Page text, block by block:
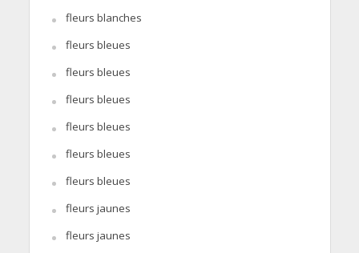
fleurs blanches
fleurs bleues
fleurs bleues
fleurs bleues
fleurs bleues
fleurs bleues
fleurs bleues
fleurs jaunes
fleurs jaunes